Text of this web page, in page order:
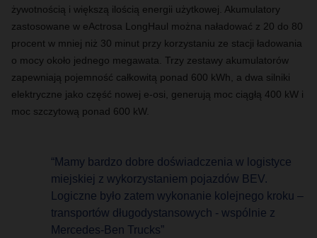
żywotnością i większą ilością energii użytkowej. Akumulatory
zastosowane w eActrosa LongHaul można naładować z 20 do 80
procent w mniej niż 30 minut przy korzystaniu ze stacji ładowania
o mocy około jednego megawata. Trzy zestawy akumulatorów
zapewniają pojemność całkowitą ponad 600 kWh , a dwa silniki
elektryczne jako część nowej e-osi, generują moc ciągłą 400 kW i
moc szczytową ponad 600 kW.
“Mamy bardzo dobre doświadczenia w logistyce
miejskiej z wykorzystaniem pojazdów BEV.
Logiczne było zatem wykonanie kolejnego kroku –
transportów długodystansowych - wspólnie z
Mercedes-Ben Trucks”